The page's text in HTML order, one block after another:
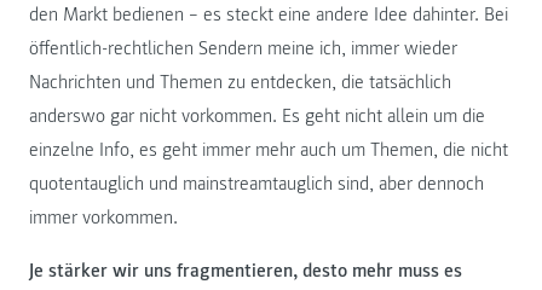
den Markt bedienen – es steckt eine andere Idee dahinter. Bei
öffentlich-rechtlichen Sendern meine ich, immer wieder
Nachrichten und Themen zu entdecken, die tatsächlich
anderswo gar nicht vorkommen. Es geht nicht allein um die
einzelne Info, es geht immer mehr auch um Themen, die nicht
quotentauglich und mainstreamtauglich sind, aber dennoch
immer vorkommen.
Je stärker wir uns fragmentieren, desto mehr muss es